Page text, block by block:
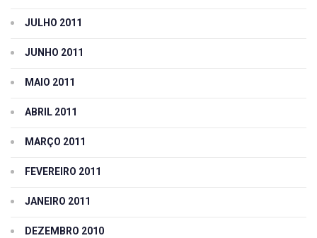
JULHO 2011
JUNHO 2011
MAIO 2011
ABRIL 2011
MARÇO 2011
FEVEREIRO 2011
JANEIRO 2011
DEZEMBRO 2010